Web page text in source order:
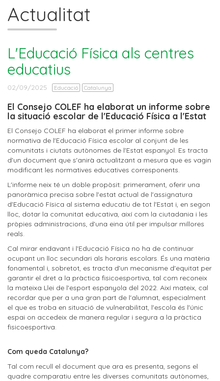
Actualitat
L'Educació Física als centres
educatius
02/09/2025 Educació Catalunya
El Consejo COLEF ha elaborat un informe sobre
la situació escolar de l'Educació Física a l'Estat
El Consejo COLEF ha elaborat el primer informe sobre
normativa de l'Educació Física escolar al conjunt de les
comunitats i ciutats autònomes de l'Estat espanyol. Es tracta
d'un document que s'anirà actualitzant a mesura que es vagin
modificant les normatives educatives corresponents.
L'informe neix té un doble propòsit: primerament, oferir una
panoràmica precisa sobre l'estat actual de l'assignatura
d'Educació Física al sistema educatiu de tot l'Estat i, en segon
lloc, dotar la comunitat educativa, així com la ciutadania i les
pròpies administracions, d'una eina útil per impulsar millores
reals.
Cal mirar endavant i l'Educació Física no ha de continuar
ocupant un lloc secundari als horaris escolars. És una matèria
fonamental i, sobretot, es tracta d'un mecanisme d'equitat per
garantir el dret a la pràctica fisicoesportiva, tal com reconeix
la mateixa Llei de l'esport espanyola del 2022. Així mateix, cal
recordar que per a una gran part de l'alumnat, especialment
el que es troba en situació de vulnerabilitat, l'escola és l'únic
espai on accedeix de manera regular i segura a la pràctica
fisicoesportiva.
Com queda Catalunya?
Tal com recull el document que ara es presenta, segons el
quadre comparatiu entre les diverses comunitats autònomes,